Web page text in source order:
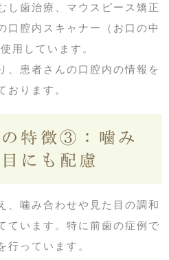
し歯治療、マウスピース矯正
口腔内スキャナー（お口の中
用しています。
、患者さんの口腔内の情報を
おります。
特徴③：噛み
にも配慮
、噛み合わせや見た目の調和
ています。特に前歯の症例で
行っています。